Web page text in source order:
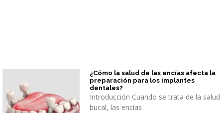
¿Cómo la salud de las encías afecta la
preparación para los implantes
dentales?
Introducción Cuando se trata de la salud
bucal, las encías